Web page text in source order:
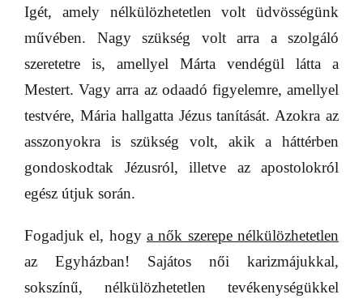
Igét, amely nélkülözhetetlen volt üdvösségünk
művében. Nagy szükség volt arra a szolgáló
szeretetre is, amellyel Márta vendégül látta a
Mestert. Vagy arra az odaadó figyelemre, amellyel
testvére, Mária hallgatta Jézus tanítását. Azokra az
asszonyokra is szükség volt, akik a háttérben
gondoskodtak Jézusról, illetve az apostolokról
egész útjuk során.
Fogadjuk el, hogy a nők szerepe nélkülözhetetlen
az Egyházban! Sajátos női karizmájukkal,
sokszínű, nélkülözhetetlen tevékenységükkel